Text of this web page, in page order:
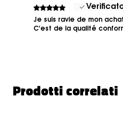
Valutazione 5 stelle su 5.
Je suis ravie de mon
C'est de la qualité
Prodotti correlati